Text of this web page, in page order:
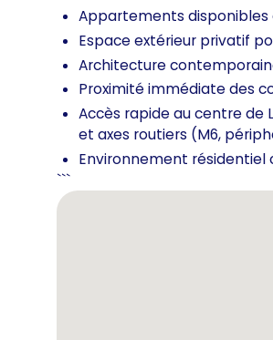
Appartements disponibles
Espace extérieur privatif
Architecture
Proximité immédiate des
Accès rapide au centre de
et axes routiers (M6,
Environnement
```